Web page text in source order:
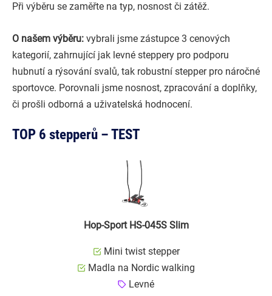
Při výběru se zaměřte na typ, nosnost či zátěž.
O našem výběru: vybrali jsme zástupce 3 cenových
kategorií, zahrnující jak levné steppery pro podporu
hubnutí a rýsování svalů, tak robustní stepper pro náročné
sportovce. Porovnali jsme nosnost, zpracování a doplňky,
či prošli odborná a uživatelská hodnocení.
TOP 6 stepperů – TEST
Hop-Sport HS-045S Slim
Mini twist stepper
Madla na Nordic walking
Levné